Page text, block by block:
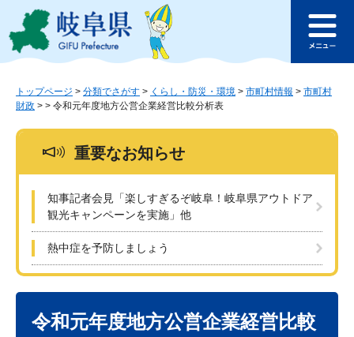
ジ
ュ
このページの本文へ
ュ
トップページ > 分類でさがす > くらし・防災・環境 > 市町村情報 > 市町村
財政 > > 令和元年度地方公営企業経営比較分析表
重要なお知らせ
知事記者会見「楽しすぎるぞ岐阜！岐阜県アウトドア
観光キャンペーンを実施」他
熱中症を予防しましょう
令和元年度地方公営企業経営比較